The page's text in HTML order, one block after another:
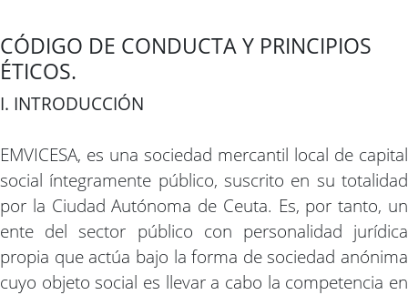
CÓDIGO DE CONDUCTA Y PRINCIPIOS
ÉTICOS.
I. INTRODUCCIÓN
EMVICESA, es una sociedad mercantil local de capital
social íntegramente público, suscrito en su totalidad
por la Ciudad Autónoma de Ceuta. Es, por tanto, un
ente del sector público con personalidad jurídica
propia que actúa bajo la forma de sociedad anónima
cuyo objeto social es llevar a cabo la competencia en